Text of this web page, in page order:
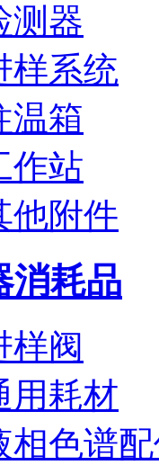
测器
样系统
温箱
作站
他附件
消耗品
样阀
用耗材
相色谱